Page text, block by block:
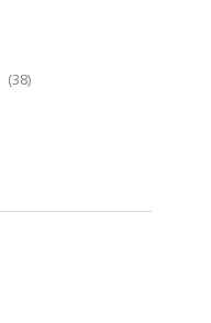
(38)